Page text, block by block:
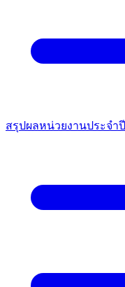
สรุปผลหน่วยงานประจำปี